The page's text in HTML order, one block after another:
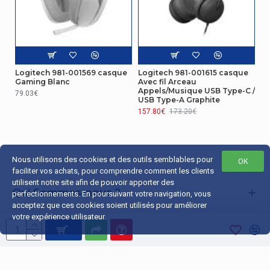
Étui de
transport
Type de
casque
Binaural
Logitech 981-001569 casque
Gaming Blanc
79.03€
Logitech 981-001615 casque
Avec fil Arceau
Appels/Musique USB Type-C /
USB Type-A Graphite
157.80€ 173.20€
Qui Sommes-nous ?
Liens Utiles
OK
Nous utilisons des cookies et des outils semblables pour
faciliter vos achats, pour comprendre comment les clients
utilisent notre site afin de pouvoir apporter des
perfectionnements. En poursuivant votre navigation, vous
acceptez que ces cookies soient utilisés pour améliorer
votre expérience utilisateur.